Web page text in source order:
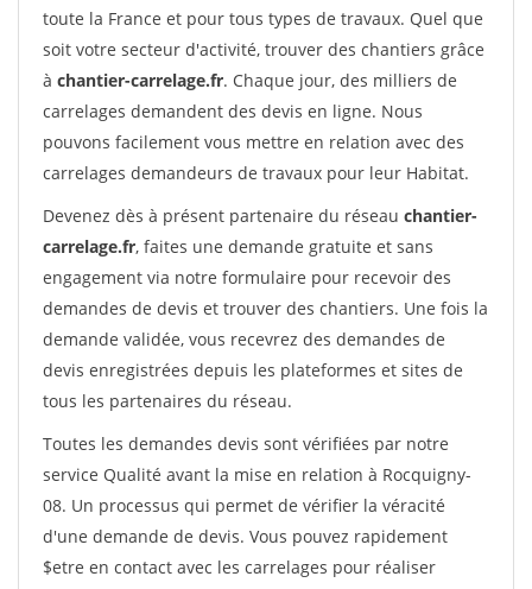
toute la France et pour tous types de travaux. Quel que
soit votre secteur d'activité, trouver des chantiers grâce
à chantier-carrelage.fr. Chaque jour, des milliers de
carrelages demandent des devis en ligne. Nous
pouvons facilement vous mettre en relation avec des
carrelages demandeurs de travaux pour leur Habitat.
Devenez dès à présent partenaire du réseau chantier-
carrelage.fr, faites une demande gratuite et sans
engagement via notre formulaire pour recevoir des
demandes de devis et trouver des chantiers. Une fois la
demande validée, vous recevrez des demandes de
devis enregistrées depuis les plateformes et sites de
tous les partenaires du réseau.
Toutes les demandes devis sont vérifiées par notre
service Qualité avant la mise en relation à Rocquigny-
08. Un processus qui permet de vérifier la véracité
d'une demande de devis. Vous pouvez rapidement
$etre en contact avec les carrelages pour réaliser